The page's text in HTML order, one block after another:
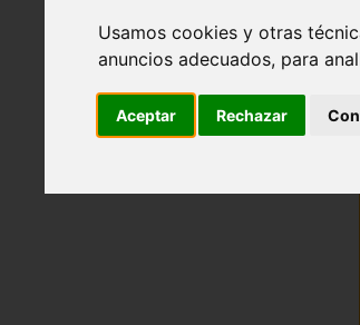
Usamos cookies y otras
anuncios adecuados, para
Aceptar Rechazar